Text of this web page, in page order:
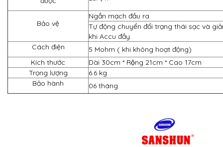
Bảo vệ
Ngắn mạch đầu ra
Tự động chuyển đổi trạng thái sạc và
khi Accu đầy.
Cách điện
5 Mohm ( khi không hoạt động)
Kích thước
Dài 30cm * Rộng 21cm * Cao 17cm
Trọng lượng
6.6 kg
Bảo hành
06 tháng